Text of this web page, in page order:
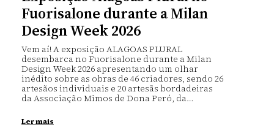
Fuorisalone durante a Milan
Design Week 2026
Vem aí! A exposição ALAGOAS PLURAL
desembarca no Fuorisalone durante a Milan
Design Week 2026 apresentando um olhar
inédito sobre as obras de 46 criadores, sendo 26
artesãos individuais e 20 artesãs bordadeiras
da Associação Mimos de Dona Peró, da…
Ler mais